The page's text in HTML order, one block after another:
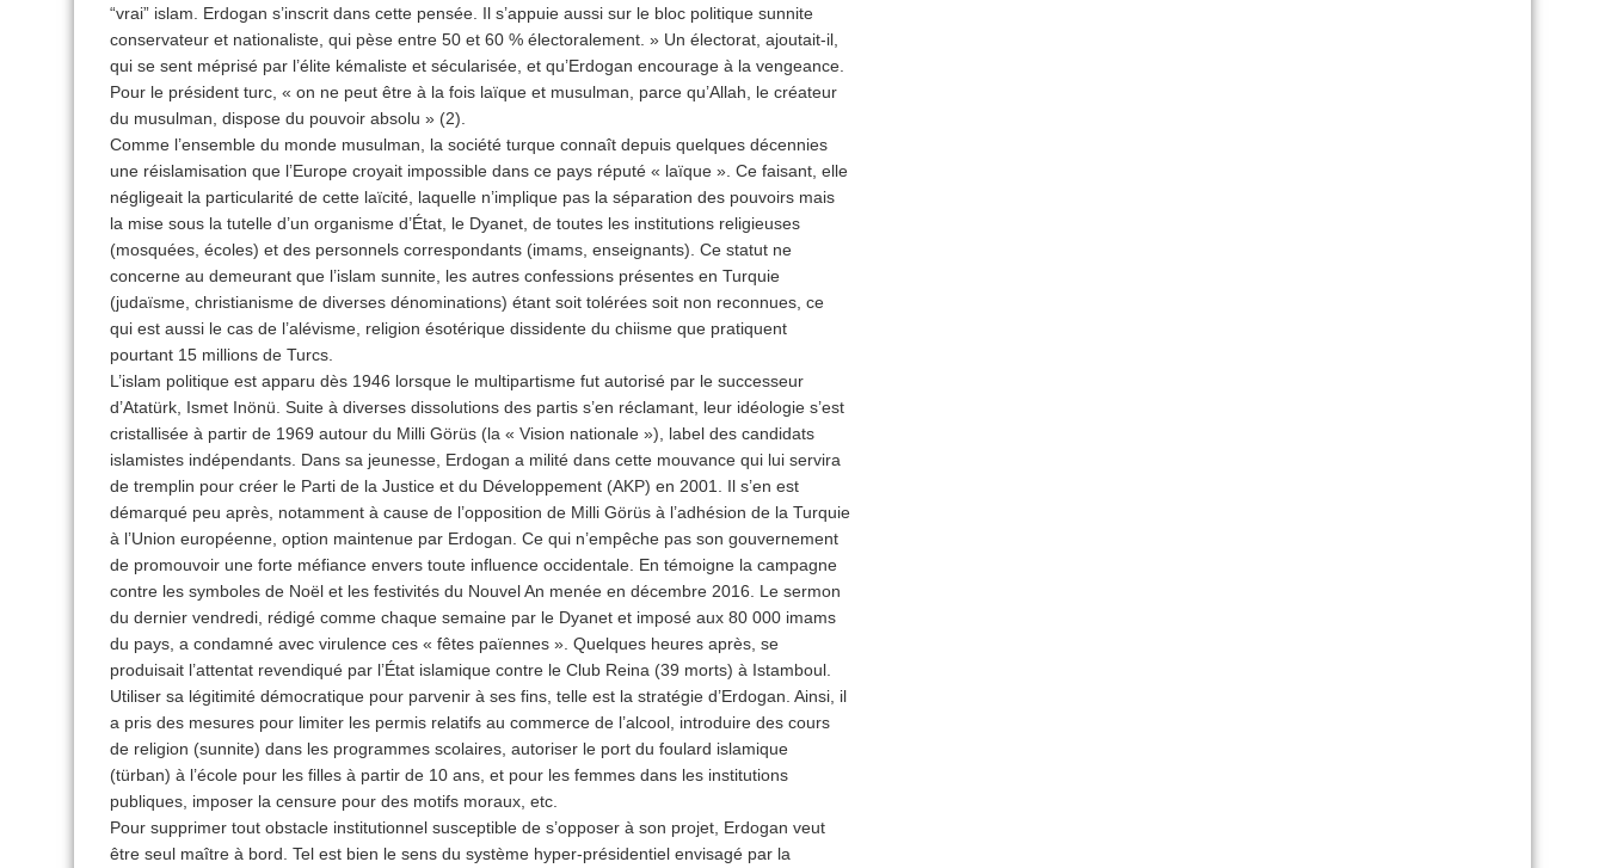
“vrai” islam. Erdogan s’inscrit dans cette pensée. Il s’appuie aussi sur le bloc politique sunnite
conservateur et nationaliste, qui pèse entre 50 et 60 % électoralement. » Un électorat, ajoutait-il,
qui se sent méprisé par l’élite kémaliste et sécularisée, et qu’Erdogan encourage à la vengeance.
Pour le président turc, « on ne peut être à la fois laïque et musulman, parce qu’Allah, le créateur
du musulman, dispose du pouvoir absolu » (2).
Comme l’ensemble du monde musulman, la société turque connaît depuis quelques décennies
une réislamisation que l’Europe croyait impossible dans ce pays réputé « laïque ». Ce faisant, elle
négligeait la particularité de cette laïcité, laquelle n’implique pas la séparation des pouvoirs mais
la mise sous la tutelle d’un organisme d’État, le Dyanet, de toutes les institutions religieuses
(mosquées, écoles) et des personnels correspondants (imams, enseignants). Ce statut ne
concerne au demeurant que l’islam sunnite, les autres confessions présentes en Turquie
(judaïsme, christianisme de diverses dénominations) étant soit tolérées soit non reconnues, ce
qui est aussi le cas de l’alévisme, religion ésotérique dissidente du chiisme que pratiquent
pourtant 15 millions de Turcs.
L’islam politique est apparu dès 1946 lorsque le multipartisme fut autorisé par le successeur
d’Atatürk, Ismet Inönü. Suite à diverses dissolutions des partis s’en réclamant, leur idéologie s’est
cristallisée à partir de 1969 autour du Milli Görüs (la « Vision nationale »), label des candidats
islamistes indépendants. Dans sa jeunesse, Erdogan a milité dans cette mouvance qui lui servira
de tremplin pour créer le Parti de la Justice et du Développement (AKP) en 2001. Il s’en est
démarqué peu après, notamment à cause de l’opposition de Milli Görüs à l’adhésion de la Turquie
à l’Union européenne, option maintenue par Erdogan. Ce qui n’empêche pas son gouvernement
de promouvoir une forte méfiance envers toute influence occidentale. En témoigne la campagne
contre les symboles de Noël et les festivités du Nouvel An menée en décembre 2016. Le sermon
du dernier vendredi, rédigé comme chaque semaine par le Dyanet et imposé aux 80 000 imams
du pays, a condamné avec virulence ces « fêtes païennes ». Quelques heures après, se
produisait l’attentat revendiqué par l’État islamique contre le Club Reina (39 morts) à Istamboul.
Utiliser sa légitimité démocratique pour parvenir à ses fins, telle est la stratégie d’Erdogan. Ainsi, il
a pris des mesures pour limiter les permis relatifs au commerce de l’alcool, introduire des cours
de religion (sunnite) dans les programmes scolaires, autoriser le port du foulard islamique
(türban) à l’école pour les filles à partir de 10 ans, et pour les femmes dans les institutions
publiques, imposer la censure pour des motifs moraux, etc.
Pour supprimer tout obstacle institutionnel susceptible de s’opposer à son projet, Erdogan veut
être seul maître à bord. Tel est bien le sens du système hyper-présidentiel envisagé par la